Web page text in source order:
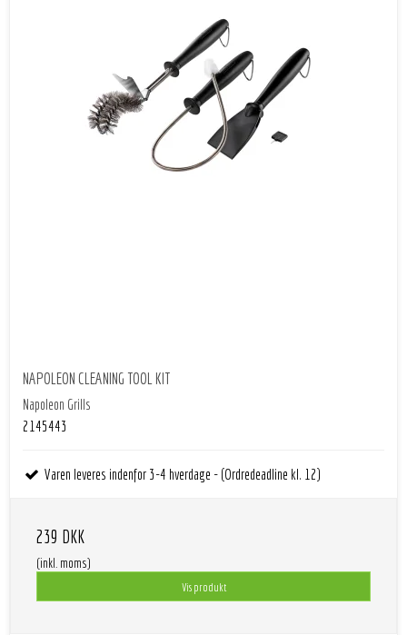
NAPOLEON CLEANING TOOL KIT
Napoleon Grills
2145443
Varen leveres indenfor 3-4 hverdage - (Ordredeadline kl. 12)
239 DKK
(inkl. moms)
Vis produkt